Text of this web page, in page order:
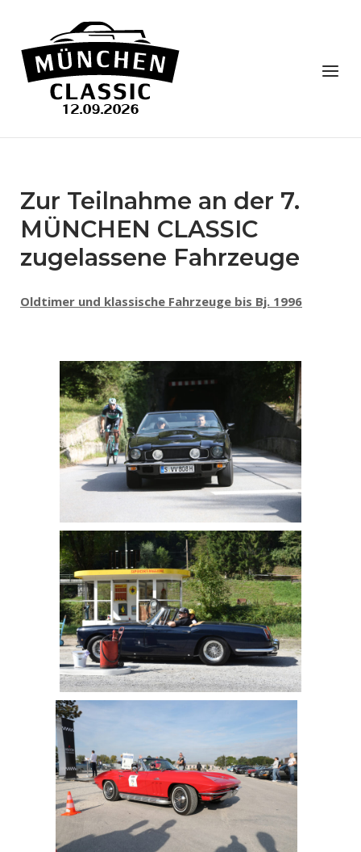
content
Menu
Zur Teilnahme an der 7.
MÜNCHEN CLASSIC
zugelassene Fahrzeuge
Oldtimer und klassische Fahrzeuge bis Bj. 1996